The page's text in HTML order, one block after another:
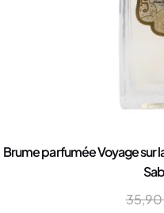
Brume parfumée Voyage sur
35,90